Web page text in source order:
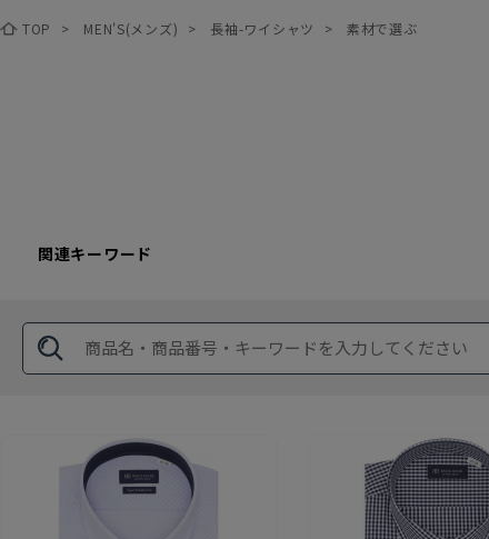
TOP > MEN'S(メンズ) > 長袖-ワイシャツ > 素材で選ぶ
関連キーワード